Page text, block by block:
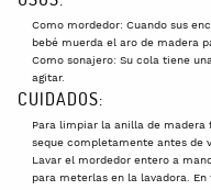
Como mordedor: Cuando sus
bebé muerda el aro de madera
Como sonajero: Su cola tiene
agitar.
CUIDADOS:
Para limpiar la anilla de madera
seque completamente antes de
Lavar el mordedor entero a
para meterlas en la lavadora.